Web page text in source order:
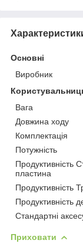
Основні
Виробник
Вага
Довжина ходу
Комплектація
Потужність
Продуктивність
пластина
Продуктивність
Продуктивність
Стандартні
Приховати